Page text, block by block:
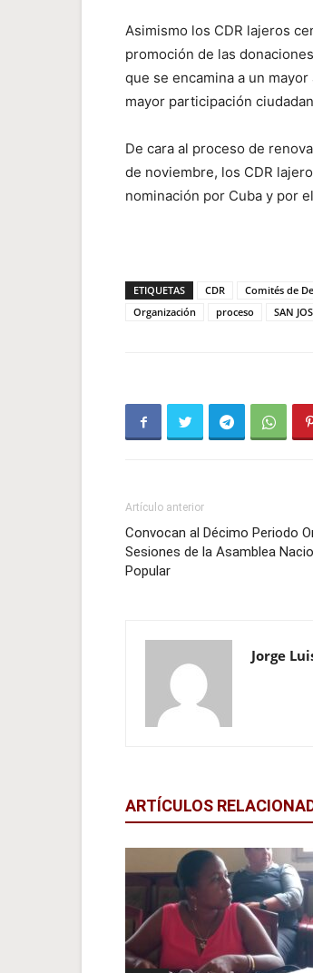
Asimismo los CDR lajeros
promoción de las
que se encamina a un
mayor participación
De cara al proceso de
de noviembre, los CDR
nominación por Cuba y por
ETIQUETAS CDR Comités de
Organización
proceso SAN
Artículo anterior
Convocan al Décimo Periodo
Sesiones de la Asamblea
Popular
Jorge
ARTÍCULOS